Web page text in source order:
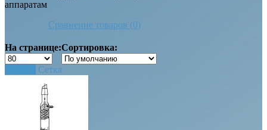
аппаратам
Сравнение товаров (0)
На странице:Сортировка:
Сетка